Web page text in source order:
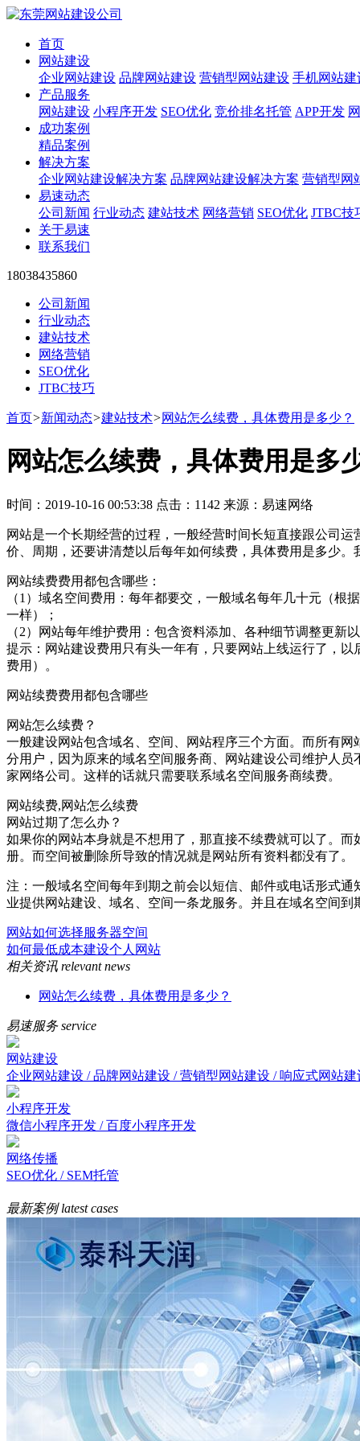
首页
网站建设
企业网站建设 品牌网站建设 营销型网站建设 手机网站建
产品服务
网站建设 小程序开发 SEO优化 竞价排名托管 APP开发
成功案例
精品案例
解决方案
企业网站建设解决方案 品牌网站建设解决方案 营销型网
易速动态
公司新闻 行业动态 建站技术 网络营销 SEO优化 JTBC技
关于易速
联系我们
18038435860
公司新闻
行业动态
建站技术
网络营销
SEO优化
JTBC技巧
首页>新闻动态>建站技术>网站怎么续费，具体费用是多少？
网站怎么续费，具体费用是多
时间：2019-10-16 00:53:38 点击：1142 来源：易速网络
网站是一个长期经营的过程，一般经营时间长短直接跟公司
价、周期，还要讲清楚以后每年如何续费，具体费用是多少
网站续费费用都包含哪些：
（1）域名空间费用：每年都要交，一般域名每年几十元（
一样）；
（2）网站每年维护费用：包含资料添加、各种细节调整更新
提示：网站建设费用只有头一年有，只要网站上线运行了，
费用）。
网站续费费用都包含哪些
网站怎么续费？
一般建设网站包含域名、空间、网站程序三个方面。而所有
分用户，因为原来的域名空间服务商、网站建设公司维护人
家网络公司。这样的话就只需要联系域名空间服务商续费。
网站续费,网站怎么续费
网站过期了怎么办？
如果你的网站本身就是不想用了，那直接不续费就可以了。
册。而空间被删除所导致的情况就是网站所有资料都没有了。
注：一般域名空间每年到期之前会以短信、邮件或电话形式
业提供网站建设、域名、空间一条龙服务。并且在域名空间
网站如何选择服务器空间
如何最低成本建设个人网站
相关资讯 relevant news
网站怎么续费，具体费用是多少？
易速服务service
网站建设
企业网站建设 / 品牌网站建设 / 营销型网站建设 / 响应式网站建
小程序开发
微信小程序开发 / 百度小程序开发
网络传播
SEO优化 / SEM托管
最新案例latest cases